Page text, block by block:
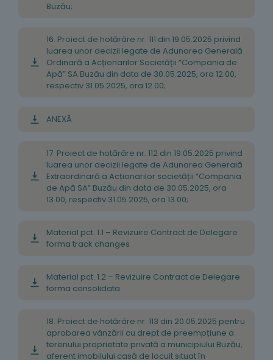
Buzău;
16. Proiect de hotărâre nr. 111 din 19.05.2025 privind
luarea unor decizii legate de Adunarea Generală
Ordinară a Acționarilor Societății “Compania de
Apă” SA Buzău din data de 30.05.2025, ora 12.00,
respectiv 31.05.2025, ora 12.00;
ANEXĂ
17. Proiect de hotărâre nr. 112 din 19.05.2025 privind
luarea unor decizii legate de Adunarea Generală
Extraordinară a Acționarilor societății “Compania
de Apă SA” Buzău din data de 30.05.2025, ora
13.00, respectiv 31.05.2025, ora 13.00;
Material pct. 1.1 – Revizuire Contract de Delegare
forma track changes
Material pct. 1.2 – Revizuire Contract de Delegare
forma consolidata
18. Proiect de hotărâre nr. 113 din 20.05.2025 pentru
aprobarea vânzării cu drept de preempțiune a
terenului proprietate privată a municipiului Buzău,
aferent imobilului casă de locuit situat în